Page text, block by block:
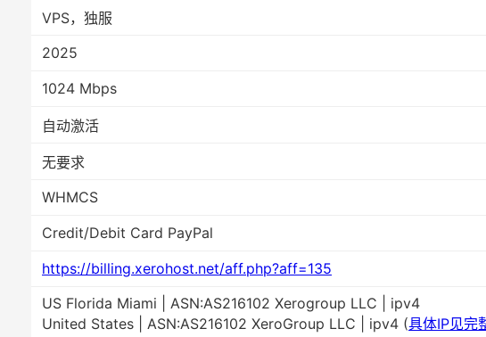
VPS，独服
2025
1024 Mbps
自动激活
无要求
WHMCS
Credit/Debit Card PayPal
https://billing.xerohost.net/aff.php?aff=135
US Florida Miami | ASN:AS216102 Xerogroup LLC | ipv4
United States | ASN:AS216102 XeroGroup LLC | ipv4 (具体IP见完